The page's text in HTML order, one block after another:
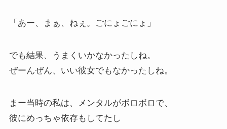
「あー、まぁ、ねぇ。ごにょごにょ」
でも結果、うまくいかなかったしね。
ぜーんぜん、いい彼女でもなかったしね。
まー当時の私は、メンタルがボロボロで、
彼にめっちゃ依存もしてたし